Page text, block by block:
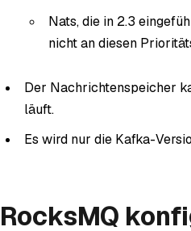
Nats, die in 2.3
nicht an diesen
Der Nachrichtenspeicher
läuft.
Es wird nur die Kafka-
RocksMQ